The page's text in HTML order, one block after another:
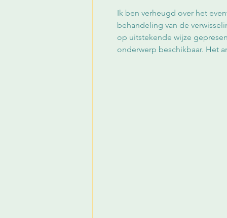
Ik ben verheugd over het
behandeling van de
op uitstekende wijze
onderwerp beschikbaar. Het